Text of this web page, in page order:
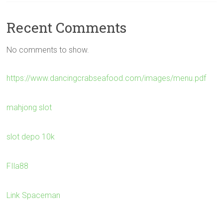
Recent Comments
No comments to show.
https://www.dancingcrabseafood.com/images/menu.pdf
mahjong slot
slot depo 10k
FIla88
Link Spaceman